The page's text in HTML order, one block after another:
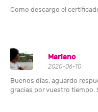
Como descargo el
Mariano
2020-06-10
Buenos días, aguardo
gracias por vuestro tiempo.